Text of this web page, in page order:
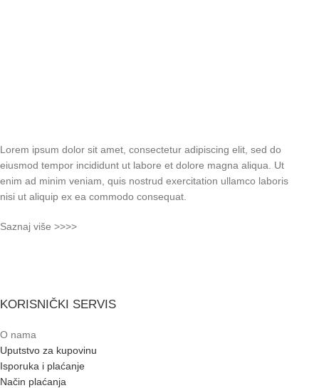
Lorem ipsum dolor sit amet, consectetur adipiscing elit, sed do
eiusmod tempor incididunt ut labore et dolore magna aliqua. Ut
enim ad minim veniam, quis nostrud exercitation ullamco laboris
nisi ut aliquip ex ea commodo consequat.
Saznaj više >>>>
KORISNIČKI SERVIS
O nama
Uputstvo za kupovinu
Isporuka i plaćanje
Način plaćanja